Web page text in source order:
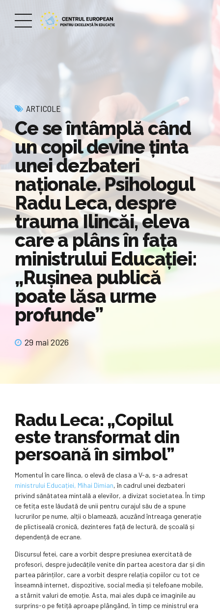
ARTICOLE
Ce se întâmplă când
un copil devine ținta
unei dezbateri
naționale. Psihologul
Radu Leca, despre
trauma Ilincăi, eleva
care a plâns în fața
ministrului Educației:
„Rușinea publică
poate lăsa urme
profunde”
29 mai 2026
Radu Leca: „Copilul
este transformat din
persoană în simbol”
Momentul în care Ilinca, o elevă de clasa a V-a, s-a adresat
ministrului Educației, Mihai Dimian, în cadrul unei dezbateri
privind sănătatea mintală a elevilor, a divizat societatea. În timp
ce fetița este lăudată de unii pentru curajul său de a spune
lucrurilor pe nume, alții o blamează, acuzând întreaga generație
de plictiseală cronică, dezinteres față de lectură, de școală și
dependență de ecrane.
Discursul fetei, care a vorbit despre presiunea exercitată de
profesori, despre judecățile venite din partea acestora dar și din
partea părinților, care a vorbit despre relația copiilor cu tot ce
înseamnă internet, dispozitive, social media și telefoane mobile,
a stârnit valuri de emoție. Asta, mai ales după ce imaginile au
surprins-o pe fetiță aproape plângând, în timp ce ministrul era